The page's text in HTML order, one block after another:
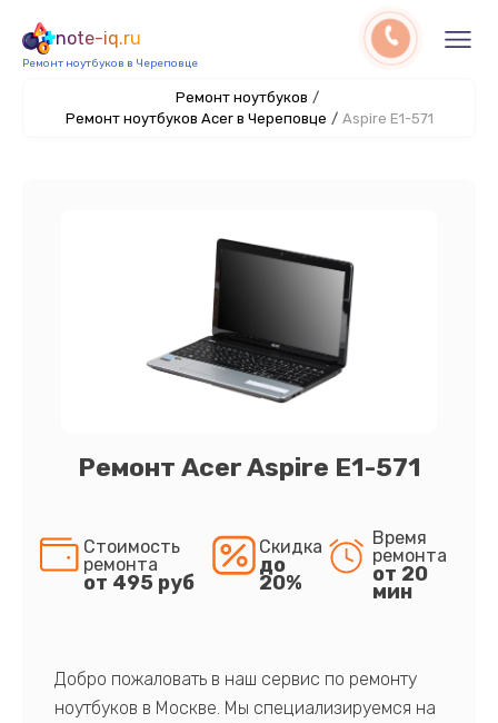
note-iq.ru
Ремонт ноутбуков в Череповце
Ремонт ноутбуков /
Ремонт ноутбуков Acer в Череповце / Aspire E1-571
Ремонт Acer Aspire E1-571
Стоимость
ремонта
от 495 руб
Скидка
до
20%
Время
ремонта
от 20
мин
Добро пожаловать в наш сервис по ремонту
ноутбуков в Москве. Мы специализируемся на